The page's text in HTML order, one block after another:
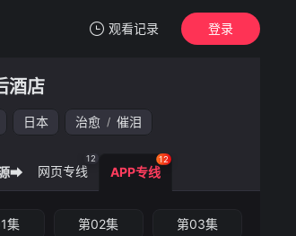
观看记录
记录
第06集
登录
酒店
日本 治愈 / 催泪
末日后酒店 -第06集
➡ 网页专线
12
APP专线
12
集 第02集 第03集